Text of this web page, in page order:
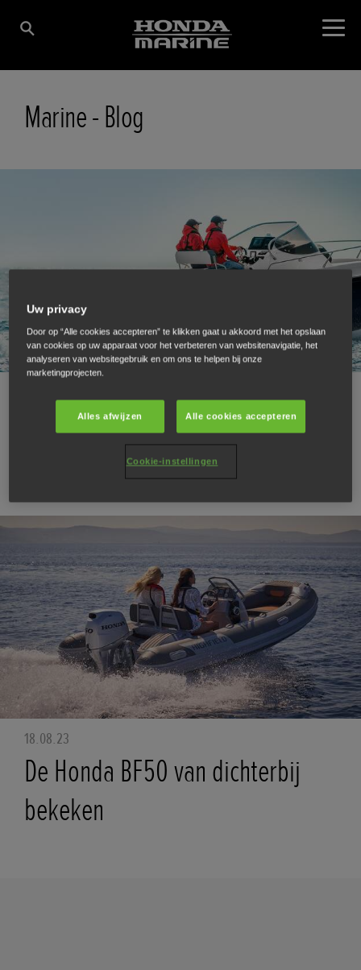
Marine - Blog
Tips & trucs voor het
schoonmaken van boten
18.08.23
De Honda BF50 van dichterbij
bekeken
Uw privacy
Door op “Alle cookies accepteren” te klikken gaat u akkoord met het opslaan
van cookies op uw apparaat voor het verbeteren van websitenavigatie, het
analyseren van websitegebruik en om ons te helpen bij onze
marketingprojecten.
Alles afwijzen Alle cookies accepteren
Cookie-instellingen